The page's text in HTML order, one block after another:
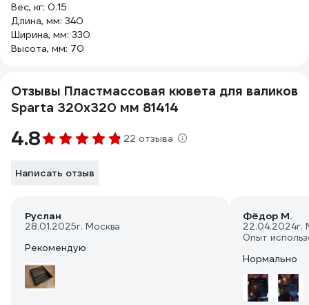
Вес, кг: 0.15
Длина, мм: 340
Ширина, мм: 330
Высота, мм: 70
Отзывы Пластмассовая кювета для валиков
Sparta 320х320 мм 81414
4.8 22 отзыва
Написать отзыв
Руслан
28.01.2025г. Москва
Рекомендую
Фёдор М.
22.04.2024г.
Опыт
Нормально